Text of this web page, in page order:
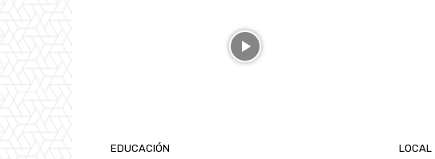
EDUCACIÓN LOCAL